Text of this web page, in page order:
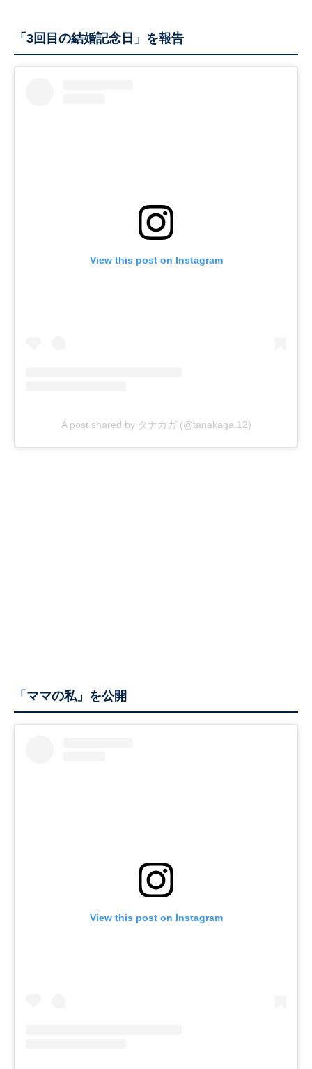
「3回目の結婚記念日」を報告
View this post on Instagram
A post shared by タナカガ (@tanakaga.12)
「ママの私」を公開
View this post on Instagram